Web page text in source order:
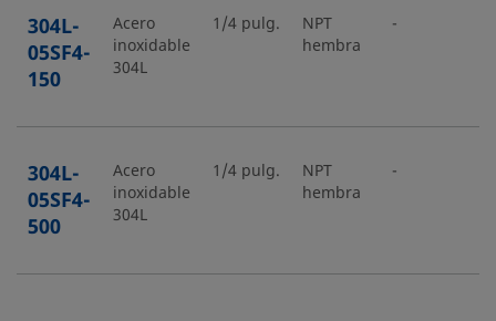
304L-
05SF4-
150
Acero
inoxidable
304L
1/4 pulg.
NPT
hembra
-
304L-
05SF4-
500
Acero
inoxidable
304L
1/4 pulg.
NPT
hembra
-